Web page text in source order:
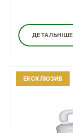
ДЕТАЛЬНІШЕ
ЕКСКЛЮЗИВ